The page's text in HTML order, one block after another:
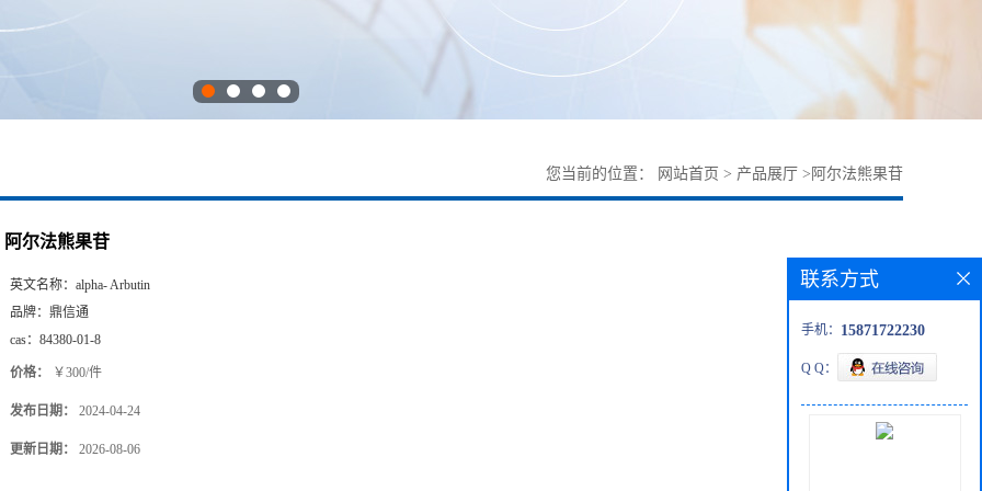
您当前的位置： 网站首页 > 产品展厅 > 阿尔法熊果苷
阿尔法熊果苷
英文名称： alpha- Arbutin
品牌： 鼎信通
cas： 84380-01-8
价格： ￥300/件
发布日期： 2024-04-24
更新日期： 2026-08-06
联系方式
手机： 15871722230
Q Q：